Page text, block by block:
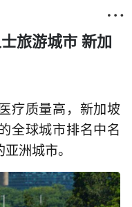

旅游城市 新加
疗质量高，新加坡
全球城市排名中名
洲城市。